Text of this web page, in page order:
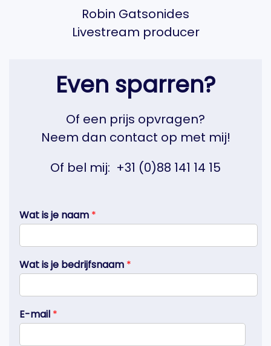
Robin Gatsonides
Livestream producer
Even sparren?
Of een prijs opvragen?
Neem dan contact op met mij!
Of bel mij: +31 (0)88 141 14 15
Wat is je naam *
Wat is je bedrijfsnaam *
E-mail *